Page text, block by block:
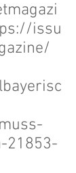
issu
21853-